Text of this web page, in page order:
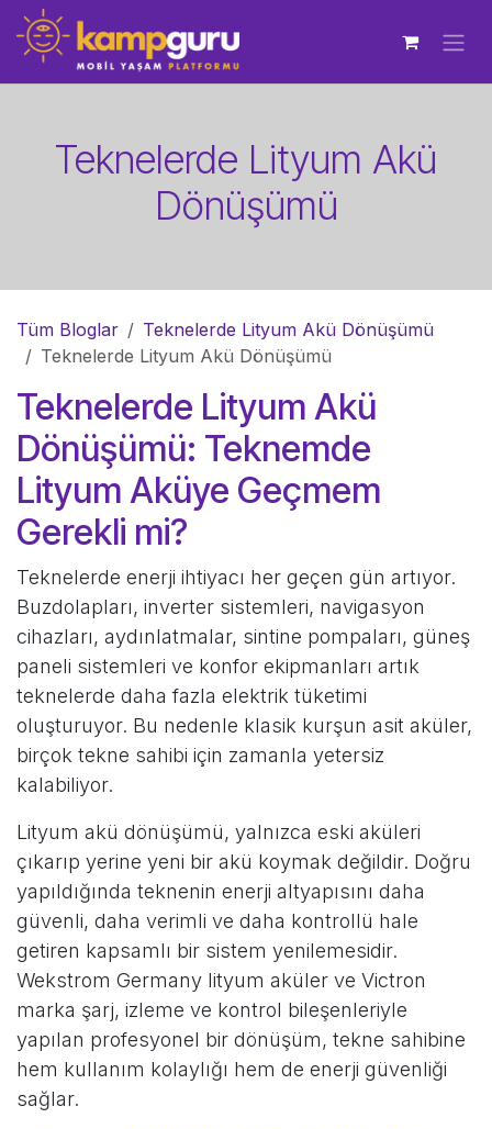
İçereği Atla
Teknelerde Lityum Akü
Dönüşümü
Tüm Bloglar
Teknelerde Lityum Akü Dönüşümü
Teknelerde Lityum Akü Dönüşümü
Teknelerde Lityum Akü
Dönüşümü: Teknemde
Lityum Aküye Geçmem
Gerekli mi?
Teknelerde enerji ihtiyacı her geçen gün artıyor.
Buzdolapları, inverter sistemleri, navigasyon
cihazları, aydınlatmalar, sintine pompaları, güneş
paneli sistemleri ve konfor ekipmanları artık
teknelerde daha fazla elektrik tüketimi
oluşturuyor. Bu nedenle klasik kurşun asit aküler,
birçok tekne sahibi için zamanla yetersiz
kalabiliyor.
Lityum akü dönüşümü, yalnızca eski aküleri
çıkarıp yerine yeni bir akü koymak değildir. Doğru
yapıldığında teknenin enerji altyapısını daha
güvenli, daha verimli ve daha kontrollü hale
getiren kapsamlı bir sistem yenilemesidir.
Wekstrom Germany lityum aküler ve Victron
marka şarj, izleme ve kontrol bileşenleriyle
yapılan profesyonel bir dönüşüm, tekne sahibine
hem kullanım kolaylığı hem de enerji güvenliği
sağlar.